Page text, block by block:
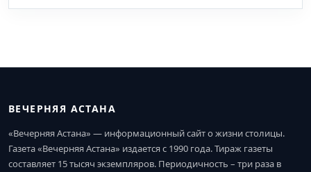
ВЕЧЕРНЯЯ АСТАНА
«Вечерняя Астана» — информационный сайт о жизни столицы.
Газета «Вечерняя Астана» издается с 1990 года. Тираж газеты
составляет 15 тысяч экземпляров. Периодичность – три раза в